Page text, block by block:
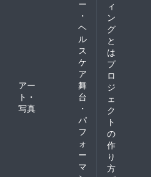
ー
・
ヘ
ル
ス
ケ
ア
アー
ト・
写真
舞
台
・
パ
フ
ォ
ー
マ
ィ
ン
グ
と
は
プ
ロ
ジ
ェ
ク
ト
の
作
り
方